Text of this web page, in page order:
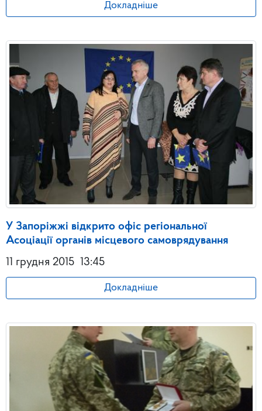
Докладніше
У Запоріжжі відкрито офіс регіональної
Асоціації органів місцевого самоврядування
11 грудня 2015 13:45
Докладніше